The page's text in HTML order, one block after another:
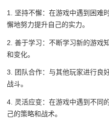
1. 坚持不懈：在游戏中遇到困难
懈地努力提升自己的实力。
2. 善于学习：不断学习新的游戏
和变化。
3. 团队合作：与其他玩家进行良
战斗。
4. 灵活应变：在游戏中遇到不同
己的策略和战术。